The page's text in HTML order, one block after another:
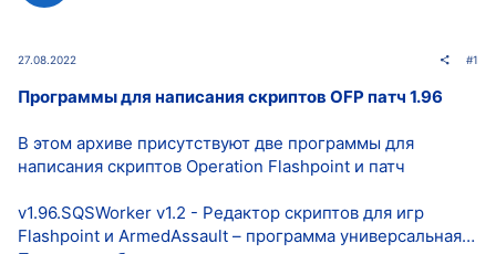
27.08.2022 #1
Программы для написания скриптов OFP патч 1.96
В этом архиве присутствуют две программы для
написания скриптов Operation Flashpoint и патч
v1.96.SQSWorker v1.2 - Редактор скриптов для игр
Flashpoint и ArmedAssault – программа универсальная…